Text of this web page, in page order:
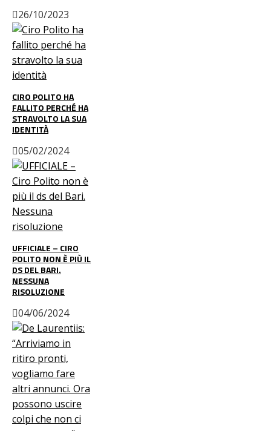
26/10/2023
CIRO POLITO HA
FALLITO PERCHÉ HA
STRAVOLTO LA SUA
IDENTITÀ
05/02/2024
UFFICIALE – CIRO
POLITO NON È PIÙ IL
DS DEL BARI.
NESSUNA
RISOLUZIONE
04/06/2024